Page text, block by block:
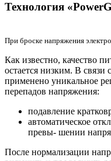
Технология
При броске напряжения
Как известно, качество
остается низким. В связи
применено уникальное
перепадов напряжения:
подавление
автоматическое
превы- шении
После нормализации